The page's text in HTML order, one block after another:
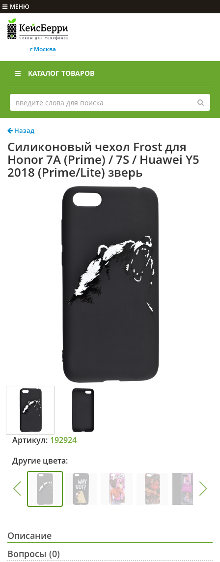
МЕНЮ
г Москва
КАТАЛОГ ТОВАРОВ
Назад
Силиконовый чехол Frost для
Honor 7A (Prime) / 7S / Huawei Y5
2018 (Prime/Lite) зверь
Артикул: 192924
Другие цвета:
Описание
Вопросы (0)